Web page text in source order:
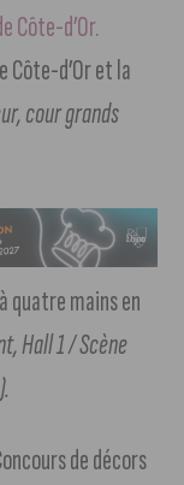
Côte-d’Or.
Côte-d’Or et la
cour grands
quatre mains en
Hall 1 / Scène
de décors